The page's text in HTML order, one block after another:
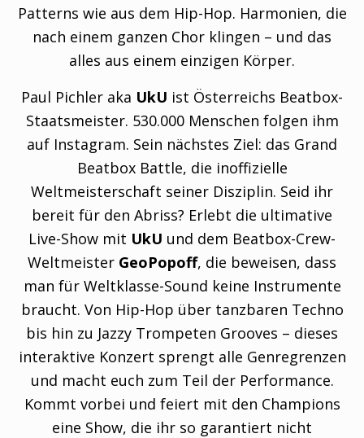
Patterns wie aus dem Hip-Hop. Harmonien, die
nach einem ganzen Chor klingen – und das
alles aus einem einzigen Körper.
Paul Pichler aka UkU ist Österreichs Beatbox-
Staatsmeister. 530.000 Menschen folgen ihm
auf Instagram. Sein nächstes Ziel: das Grand
Beatbox Battle, die inoffizielle
Weltmeisterschaft seiner Disziplin. Seid ihr
bereit für den Abriss? Erlebt die ultimative
Live-Show mit UkU und dem Beatbox-Crew-
Weltmeister GeoPopoff, die beweisen, dass
man für Weltklasse-Sound keine Instrumente
braucht. Von Hip-Hop über tanzbaren Techno
bis hin zu Jazzy Trompeten Grooves – dieses
interaktive Konzert sprengt alle Genregrenzen
und macht euch zum Teil der Performance.
Kommt vorbei und feiert mit den Champions
eine Show, die ihr so garantiert nicht